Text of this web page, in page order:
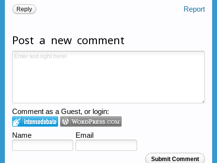
Report
Reply
Post a new comment
Comment as a Guest, or login:
Name Email
Submit Comment